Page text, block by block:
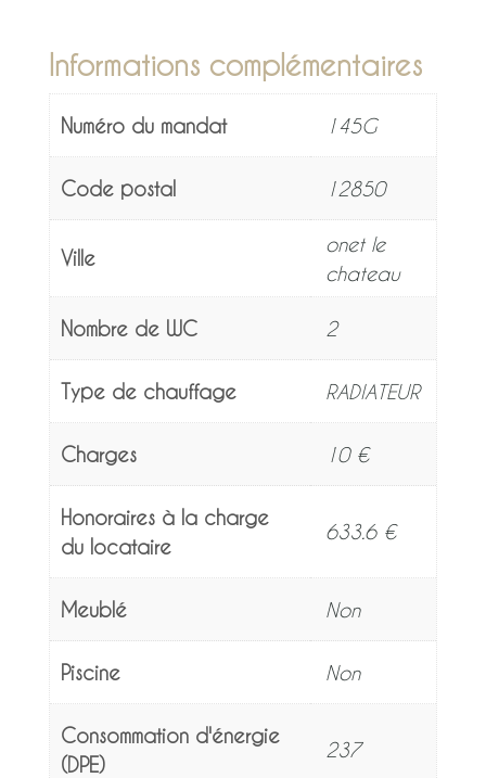
Informations complémentaires
Numéro du mandat 145G
Code postal 12850
Ville
onet le
chateau
Nombre de WC 2
Type de chauffage RADIATEUR
Charges 10 €
Honoraires à la charge
du locataire
633.6 €
Meublé Non
Piscine Non
Consommation d'énergie
(DPE)
237